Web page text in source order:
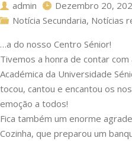
admin
Dezembro 20,
Notícia Secundaria, Notícias
…a do nosso Centro Sénior!
Tivemos a honra de contar
Académica da Universidade
tocou, cantou e encantou os
emoção a todos!
Fica também um enorme
Cozinha, que preparou um